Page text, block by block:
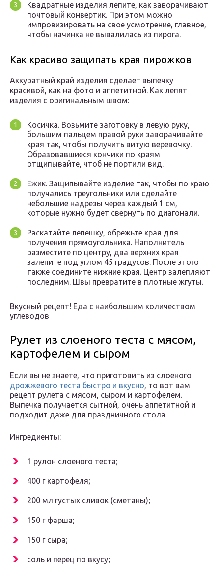
Квадратные изделия лепите, как заворачивают
почтовый конвертик. При этом можно
импровизировать на свое усмотрение, главное,
чтобы начинка не вывалилась из пирога.
Как красиво защипать края пирожков
Аккуратный край изделия сделает выпечку
красивой, как на фото и аппетитной. Как лепят
изделия с оригинальным швом:
Косичка. Возьмите заготовку в левую руку,
большим пальцем правой руки заворачивайте
края так, чтобы получить витую веревочку.
Образовавшиеся кончики по краям
отщипывайте, чтоб не портили вид.
Ежик. Защипывайте изделие так, чтобы по краю
получались треугольники или сделайте
небольшие надрезы через каждый 1 см,
которые нужно будет свернуть по диагонали.
Раскатайте лепешку, обрежьте края для
получения прямоугольника. Наполнитель
разместите по центру, два верхних края
залепите под углом 45 градусов. После этого
также соедините нижние края. Центр залепляют
последним. Швы превратите в плотные жгуты.
Вкусный рецепт! Еда с наибольшим количеством
углеводов
Рулет из слоеного теста с мясом,
картофелем и сыром
Если вы не знаете, что приготовить из слоеного
дрожжевого теста быстро и вкусно, то вот вам
рецепт рулета с мясом, сыром и картофелем.
Выпечка получается сытной, очень аппетитной и
подходит даже для праздничного стола.
Ингредиенты:
1 рулон слоеного теста;
400 г картофеля;
200 мл густых сливок (сметаны);
150 г фарша;
150 г сыра;
соль и перец по вкусу;